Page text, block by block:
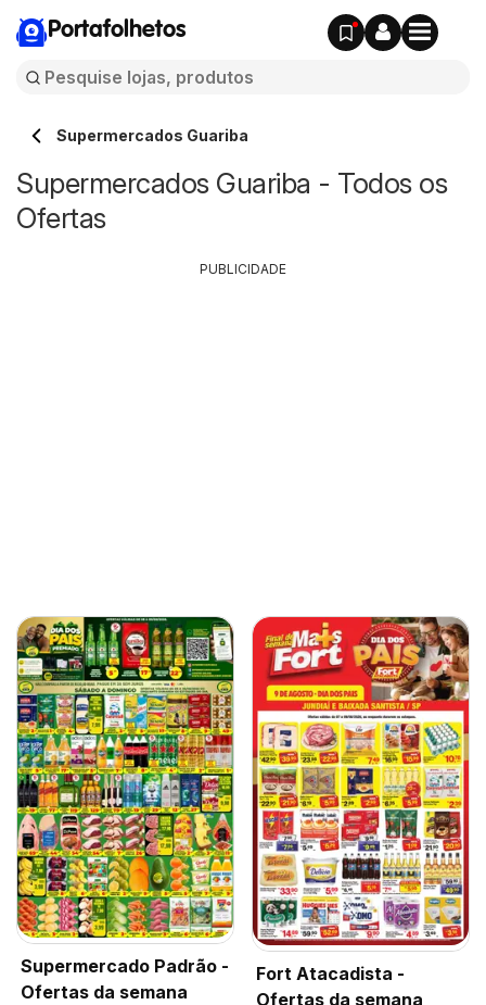
Portafolhetos
Supermercados Guariba
Supermercados Guariba - Todos os
Ofertas
Supermercado Padrão -
Ofertas da semana
Fort Atacadista -
Ofertas da semana
PUBLICIDADE